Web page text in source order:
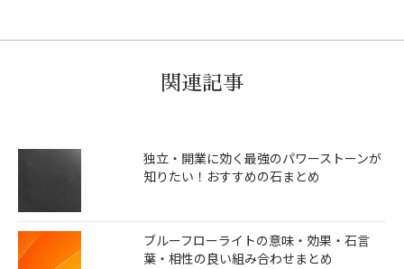
関連記事
独立・開業に効く最強のパワーストーンが
知りたい！おすすめの石まとめ
ブルーフローライトの意味・効果・石言
葉・相性の良い組み合わせまとめ